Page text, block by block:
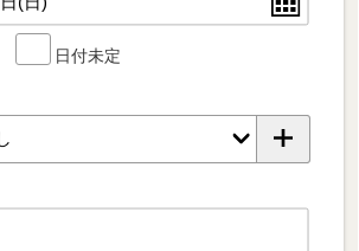
日付未定